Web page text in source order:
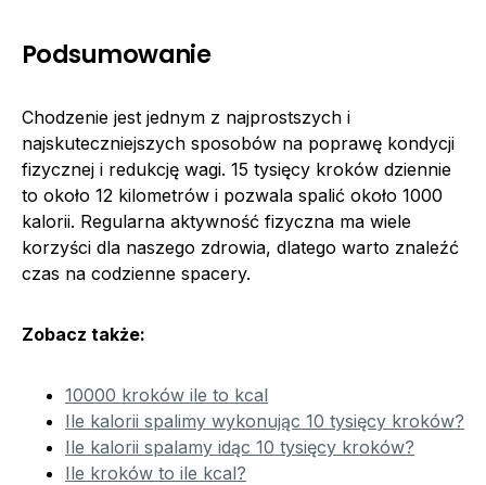
Podsumowanie
Chodzenie jest jednym z najprostszych i
najskuteczniejszych sposobów na poprawę kondycji
fizycznej i redukcję wagi. 15 tysięcy kroków dziennie
to około 12 kilometrów i pozwala spalić około 1000
kalorii. Regularna aktywność fizyczna ma wiele
korzyści dla naszego zdrowia, dlatego warto znaleźć
czas na codzienne spacery.
Zobacz także:
10000 kroków ile to kcal
Ile kalorii spalimy wykonując 10 tysięcy kroków?
Ile kalorii spalamy idąc 10 tysięcy kroków?
Ile kroków to ile kcal?